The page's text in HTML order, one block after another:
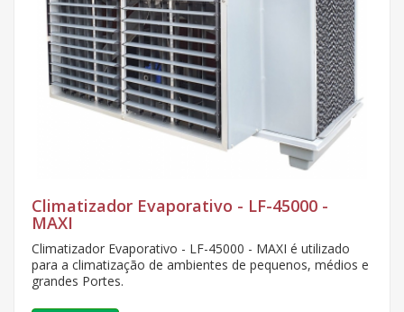
Climatizador Evaporativo - LF-45000 -
MAXI
Climatizador Evaporativo - LF-45000 - MAXI é utilizado
para a climatização de ambientes de pequenos, médios e
grandes Portes.